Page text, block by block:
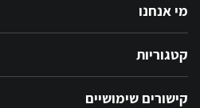
מי אנחנו
קטגוריות
קישורים שימושיים